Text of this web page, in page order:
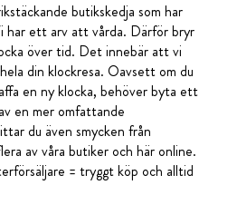
butikskedja som har
har ett arv att vårda. Därför bryr
över tid. Det innebär att vi
din klockresa. Oavsett om du
en ny klocka, behöver byta ett
en mer omfattande
du även smycken från
av våra butiker och här online.
= tryggt köp och alltid